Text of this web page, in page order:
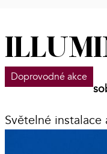
Doprovodné akce
Světelné